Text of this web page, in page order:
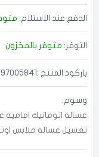
الدفع عند الاستلام:
التوفر: متوفر بالمخزون
باركود المنتج :6285597005841
وسوم:
غساله اتوماتيك اماميه
تغسيل غساله ملابس